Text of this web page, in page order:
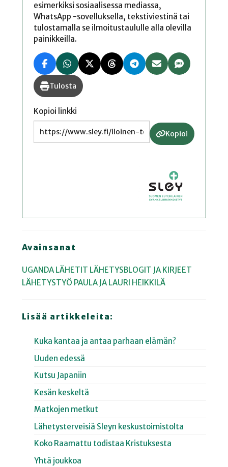
esimerkiksi sosiaalisessa mediassa,
WhatsApp -sovelluksella, tekstiviestinä tai
tulostamalla se ilmoitustaululle alla olevilla
painikkeilla.
Tulosta
Kopioi linkki
Kopioi
Avainsanat
UGANDA LÄHETIT LÄHETYSBLOGIT JA KIRJEET
LÄHETYSTYÖ PAULA JA LAURI HEIKKILÄ
Lisää artikkeleita:
Kuka kantaa ja antaa parhaan elämän?
Uuden edessä
Kutsu Japaniin
Kesän keskeltä
Matkojen metkut
Lähetysterveisiä Sleyn keskustoimistolta
Koko Raamattu todistaa Kristuksesta
Yhtä joukkoa